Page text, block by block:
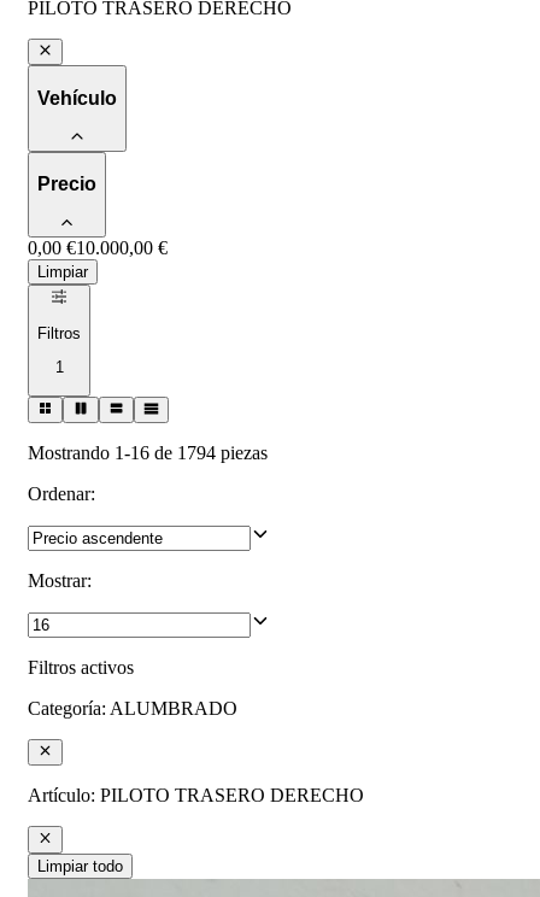
PILOTO TRASERO DERECHO
Vehículo
Precio
0,00 €10.000,00 €
Limpiar
Filtros
1
Mostrando 1-16 de 1794 piezas
Ordenar:
Mostrar:
Filtros activos
Categoría: ALUMBRADO
Artículo: PILOTO TRASERO DERECHO
Limpiar todo